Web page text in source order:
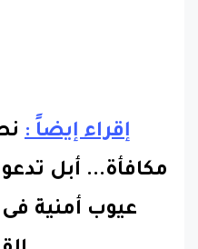
إقراء إيضاً :
مكافأة... أبل تدعو
عيوب أمنية فى